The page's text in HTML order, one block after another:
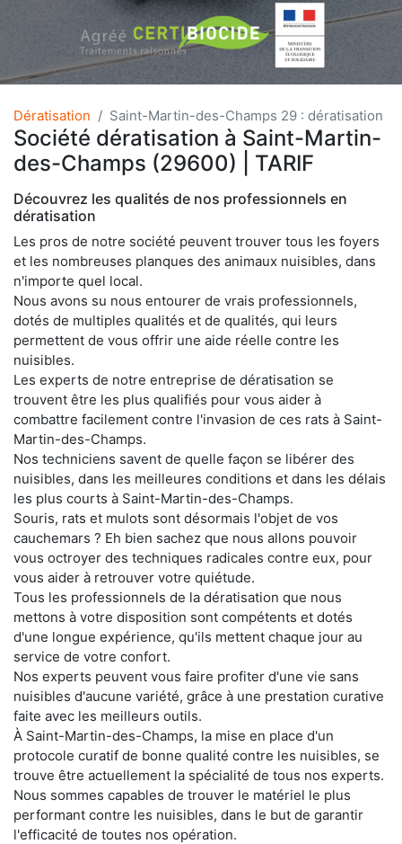
Dératisation Saint-Martin-des-Champs 29 : dératisation
Société dératisation à Saint-Martin-
des-Champs (29600) | TARIF
Découvrez les qualités de nos professionnels en
dératisation
Les pros de notre société peuvent trouver tous les foyers
et les nombreuses planques des animaux nuisibles, dans
n'importe quel local.
Nous avons su nous entourer de vrais professionnels,
dotés de multiples qualités et de qualités, qui leurs
permettent de vous offrir une aide réelle contre les
nuisibles.
Les experts de notre entreprise de dératisation se
trouvent être les plus qualifiés pour vous aider à
combattre facilement contre l'invasion de ces rats à Saint-
Martin-des-Champs.
Nos techniciens savent de quelle façon se libérer des
nuisibles, dans les meilleures conditions et dans les délais
les plus courts à Saint-Martin-des-Champs.
Souris, rats et mulots sont désormais l'objet de vos
cauchemars ? Eh bien sachez que nous allons pouvoir
vous octroyer des techniques radicales contre eux, pour
vous aider à retrouver votre quiétude.
Tous les professionnels de la dératisation que nous
mettons à votre disposition sont compétents et dotés
d'une longue expérience, qu'ils mettent chaque jour au
service de votre confort.
Nos experts peuvent vous faire profiter d'une vie sans
nuisibles d'aucune variété, grâce à une prestation curative
faite avec les meilleurs outils.
À Saint-Martin-des-Champs, la mise en place d'un
protocole curatif de bonne qualité contre les nuisibles, se
trouve être actuellement la spécialité de tous nos experts.
Nous sommes capables de trouver le matériel le plus
performant contre les nuisibles, dans le but de garantir
l'efficacité de toutes nos opération.